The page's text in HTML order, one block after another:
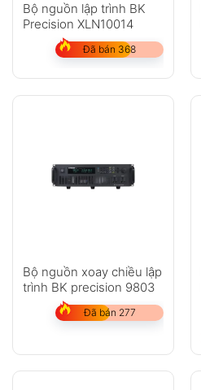
Bộ nguồn lập trình BK
Precision XLN10014
Đã bán 368
Bộ nguồn xoay chiều lập
trình BK precision 9803
Đã bán 277